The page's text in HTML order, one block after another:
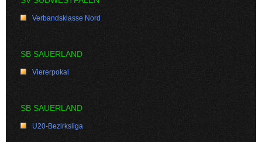
Verbandsklasse Nord
SB SAUERLAND
Viererpokal
SB SAUERLAND
U20-Bezirksliga